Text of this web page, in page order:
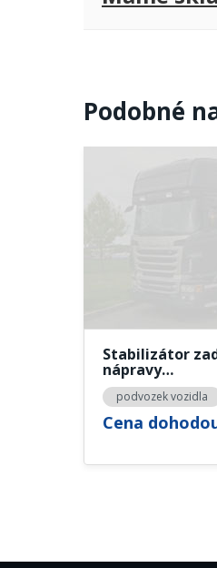
Podobné
Stabilizátor
nápravy…
podvozek vozidla
Cena